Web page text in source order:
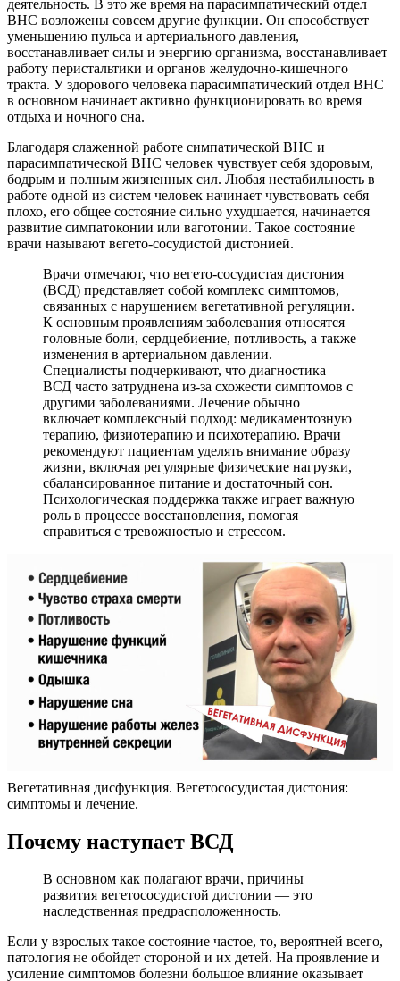
деятельность. В это же время на парасимпатический отдел
ВНС возложены совсем другие функции. Он способствует
уменьшению пульса и артериального давления,
восстанавливает силы и энергию организма, восстанавливает
работу перистальтики и органов желудочно-кишечного
тракта. У здорового человека парасимпатический отдел ВНС
в основном начинает активно функционировать во время
отдыха и ночного сна.
Благодаря слаженной работе симпатической ВНС и
парасимпатической ВНС человек чувствует себя здоровым,
бодрым и полным жизненных сил. Любая нестабильность в
работе одной из систем человек начинает чувствовать себя
плохо, его общее состояние сильно ухудшается, начинается
развитие симпатоконии или ваготонии. Такое состояние
врачи называют вегето-сосудистой дистонией.
Врачи отмечают, что вегето-сосудистая дистония
(ВСД) представляет собой комплекс симптомов,
связанных с нарушением вегетативной регуляции.
К основным проявлениям заболевания относятся
головные боли, сердцебиение, потливость, а также
изменения в артериальном давлении.
Специалисты подчеркивают, что диагностика
ВСД часто затруднена из-за схожести симптомов с
другими заболеваниями. Лечение обычно
включает комплексный подход: медикаментозную
терапию, физиотерапию и психотерапию. Врачи
рекомендуют пациентам уделять внимание образу
жизни, включая регулярные физические нагрузки,
сбалансированное питание и достаточный сон.
Психологическая поддержка также играет важную
роль в процессе восстановления, помогая
справиться с тревожностью и стрессом.
Вегетативная дисфункция. Вегетососудистая дистония:
симптомы и лечение.
Почему наступает ВСД
В основном как полагают врачи, причины
развития вегетососудистой дистонии — это
наследственная предрасположенность.
Если у взрослых такое состояние частое, то, вероятней всего,
патология не обойдет стороной и их детей. На проявление и
усиление симптомов болезни большое влияние оказывает